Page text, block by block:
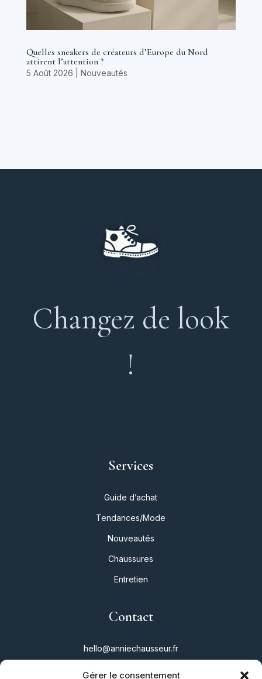
Gérer le consentement
Quelles sneakers de créateurs d’Europe du Nord
attirent l’attention ?
5 Août 2026 Nouveautés
Changez de look
!
Services
Guide d’achat
Tendances/Mode
Nouveautés
Chaussures
Entretien
Contact
hello@anniechausseur.fr